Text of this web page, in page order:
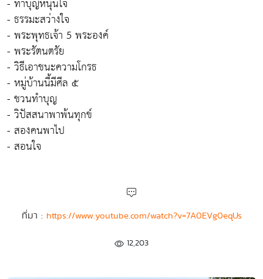
- ธรรมะสว่างใจ
- พระพุทธเจ้า 5 พระองค์
- พระรัตนตรัย
- วิธีเอาชนะความโกรธ
- หมู่บ้านนี้มีศีล ๕
- ชวนทำบุญ
- วิปัสสนาพาพ้นทุกข์
- สองคนพาไป
- สอนใจ
ที่มา : https://www.youtube.com/watch?v=7A0EVg0eqUs
12,203